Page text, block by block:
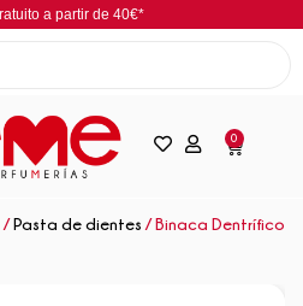
a partir de 40€*
0
/Pasta de dientes / Binaca Dentrífico